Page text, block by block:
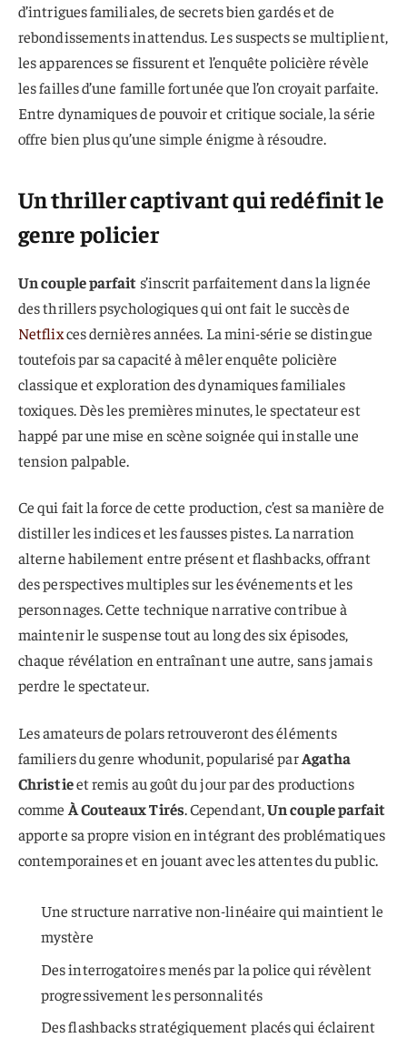
d’intrigues familiales, de secrets bien gardés et de
rebondissements inattendus. Les suspects se multiplient,
les apparences se fissurent et l’enquête policière révèle
les failles d’une famille fortunée que l’on croyait parfaite.
Entre dynamiques de pouvoir et critique sociale, la série
offre bien plus qu’une simple énigme à résoudre.
Un thriller captivant qui redéfinit le
genre policier
Un couple parfait s’inscrit parfaitement dans la lignée
des thrillers psychologiques qui ont fait le succès de
Netflixces dernières années. La mini-série se distingue
toutefois par sa capacité à mêler enquête policière
classique et exploration des dynamiques familiales
toxiques. Dès les premières minutes, le spectateur est
happé par une mise en scène soignée qui installe une
tension palpable.
Ce qui fait la force de cette production, c’est sa manière de
distiller les indices et les fausses pistes. La narration
alterne habilement entre présent et flashbacks, offrant
des perspectives multiples sur les événements et les
personnages. Cette technique narrative contribue à
maintenir le suspense tout au long des six épisodes,
chaque révélation en entraînant une autre, sans jamais
perdre le spectateur.
Les amateurs de polars retrouveront des éléments
familiers du genre whodunit, popularisé parAgatha
Christieet remis au goût du jour par des productions
comme À Couteaux Tirés. Cependant,Un couple parfait
apporte sa propre vision en intégrant des problématiques
contemporaines et en jouant avec les attentes du public.
Une structure narrative non-linéaire qui maintient le
mystère
Des interrogatoires menés par la police qui révèlent
progressivement les personnalités
Des flashbacks stratégiquement placés qui éclairent